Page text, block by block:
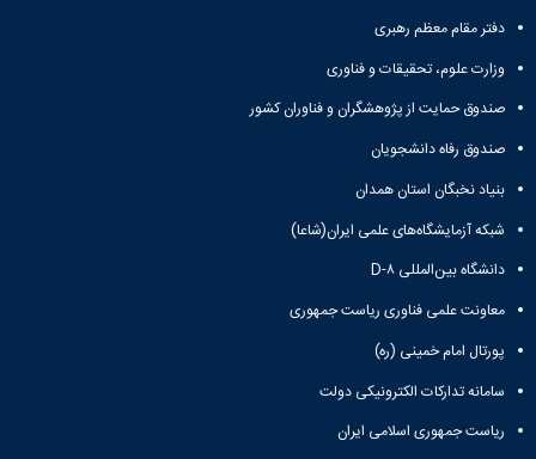
تحصیلات
کمیته
منتخب
هیات
ممیزی
ترفیع
شورای
فرهنگی
دانشکده
ها
سمینارها
و
پایان
نامه
ها
معاونت
آموزشی
گروه
کامپیوتر
نشریات
های
مهندسی
صنایع
در
تولید
Journal
Stress
Analysis
دفتر
ارتباط
صنعت
کامپیوتر
دفتر مقام معظم رهبری
وزارت علوم، تحقیقات و فناوری
صندوق حمایت از پژوهشگران و فناوران کشور
صندوق رفاه دانشجویان
بنیاد نخبگان استان همدان
شبکه آزمایشگاه‌های علمی ایران(شاعا)
دانشگاه بین‌المللی D-۸
معاونت علمی فناوری ریاست جمهوری
پورتال امام خمینی (ره)
سامانه تدارکات الکترونیکی دولت
ریاست جمهوری اسلامی ایران